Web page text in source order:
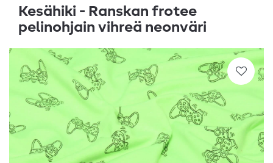
Kesähiki - Ranskan frotee
pelinohjain vihreä neonväri